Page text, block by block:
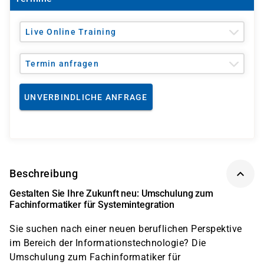
Live Online Training
Termin anfragen
UNVERBINDLICHE ANFRAGE
Beschreibung
Gestalten Sie Ihre Zukunft neu: Umschulung zum
Fachinformatiker für Systemintegration
Sie suchen nach einer neuen beruflichen Perspektive
im Bereich der Informationstechnologie? Die
Umschulung zum Fachinformatiker für